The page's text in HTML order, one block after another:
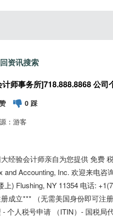
资讯搜索
师事务所]718.888.8868 公
0 踩
：游客
经验会计师亲自为您提供 免费
and Accounting, Inc. 欢迎来电咨
上) Flushing, NY 11354 电话:
成立*** （无需美国身份即可注
- 个人税号申请 （ITIN）- 国税局